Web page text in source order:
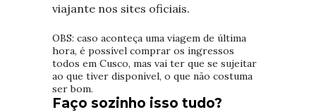
viajante nos sites oficiais.
OBS: caso aconteça uma viagem de última
hora, é possível comprar os ingressos
todos em Cusco, mas vai ter que se sujeitar
ao que tiver disponível, o que não costuma
ser bom.
Faço sozinho isso tudo?